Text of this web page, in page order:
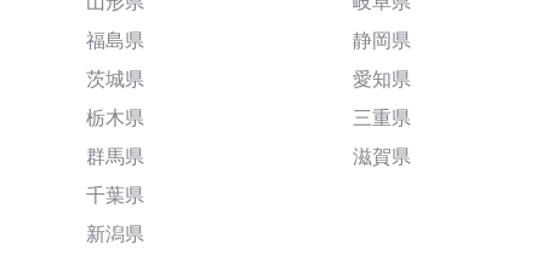
福島県
茨城県
栃木県
群馬県
千葉県
新潟県
静岡県
愛知県
三重県
滋賀県